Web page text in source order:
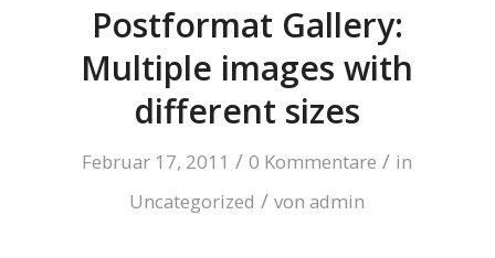
Postformat Gallery:
Multiple images with
different sizes
Februar 17, 2011 / 0 Kommentare / in
Uncategorized / vonadmin